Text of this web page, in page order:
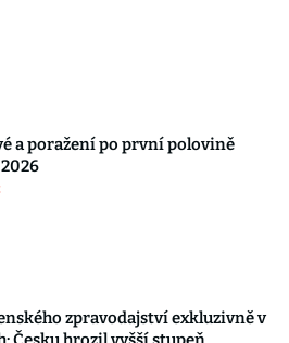
a poražení po první polovině
zpravodajství exkluzivně v